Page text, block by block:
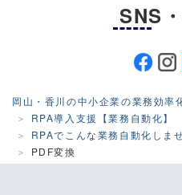
SNS
岡山・香川の中小企業の業務効率
RPA導入支援【業務自動化】
RPAでこんな業務自動化しま
PDF変換